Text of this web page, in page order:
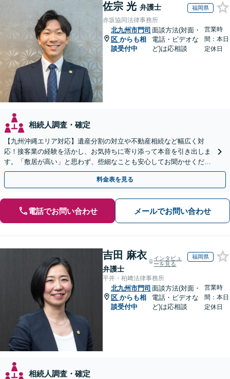
佐宗 光 弁護士 福岡県
赤坂協同法律事務所
北九州市門司
区 からも相
談受付中
面談方法(対面・
電話・ビデオな
ど)は応相談
営業時
間：本日
定休日
相続人調査・確定
【九州沖縄エリア対応】遺産分割の対立や不動産相続など幅広く対
応！接客業の経験を活かし、お気持ちに寄り添って本音を引き出しま
す。「敷居が高い」と思わず、些細なことも安心してお聞かせくださ
い【初回相談無料】【夜間・休日相談可】
料金表を見る
電話でお問い合わせ メールでお問い合わせ
吉田 麻衣
弁護士
インタビュ
ーを見る
福岡県
平井・柏﨑法律事務所
北九州市門司
区 からも相
談受付中
面談方法(対面・
電話・ビデオな
ど)は応相談
営業時
間：本日
定休日
相続人調査・確定